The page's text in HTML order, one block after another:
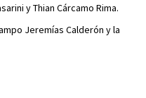
y Thian Cárcamo Rima.
Jeremías Calderón y la